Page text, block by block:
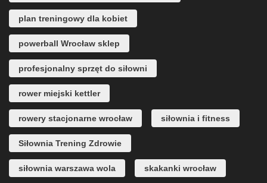
plan treningowy dla kobiet
powerball Wrocław sklep
profesjonalny sprzęt do siłowni
rower miejski kettler
rowery stacjonarne wrocław siłownia i fitness
Siłownia Trening Zdrowie
siłownia warszawa wola skakanki wrocław